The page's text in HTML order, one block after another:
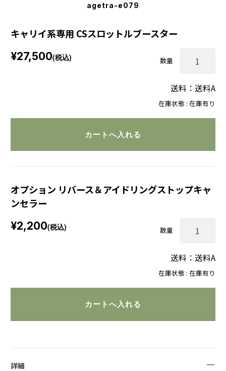
agetra-e079
キャリイ系専用 CSスロットルブースター
在庫状態 : 在庫有り
¥27,500(税込) 数量
送料：送料A
オプション リバース＆アイドリングストップキャ
ンセラー
在庫状態 : 在庫有り
¥2,200(税込) 数量
送料：送料A
詳細